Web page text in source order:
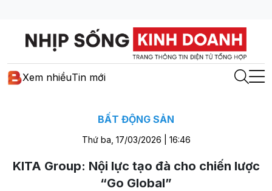
Xem nhiềuTin mới
BẤT ĐỘNG SẢN
Thứ ba, 17/03/2026 | 16:46
KITA Group: Nội lực tạo đà cho chiến lược
“Go Global”